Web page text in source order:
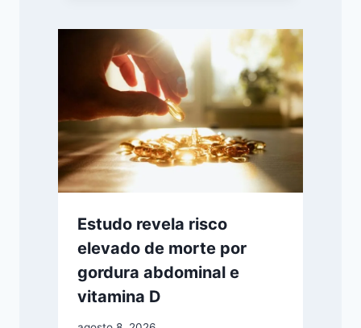
Estudo revela risco
elevado de morte por
gordura abdominal e
vitamina D